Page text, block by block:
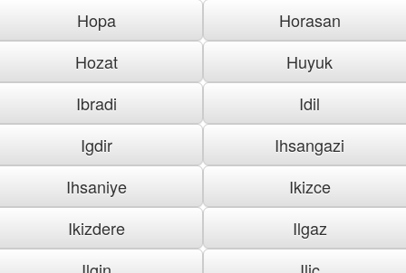
Hopa
Horasan
Hozat
Huyuk
Ibradi
Idil
Igdir
Ihsangazi
Ihsaniye
Ikizce
Ikizdere
Ilgaz